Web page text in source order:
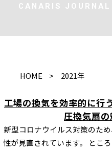
CANARIS JOURNAL
HOME 2021年
工場の換気を効率的に行
圧換気扇
新型コロナウイルス対策のた
性が見直されています。 とこ